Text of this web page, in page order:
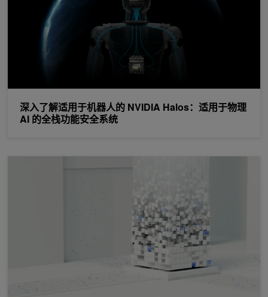
深入了解适用于机器人的 NVIDIA Halos：适用于物理
AI 的全栈功能安全系统
模型量化：借助 NVIDIA TensorRT 将 FP8 检查点转变为高性能